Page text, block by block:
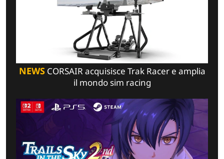
NEWSCORSAIR acquisisce Trak Racer e amplia
il mondo sim racing